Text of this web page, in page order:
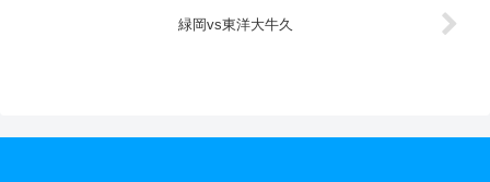
緑岡vs東洋大牛久